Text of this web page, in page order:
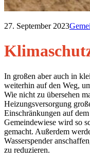
27. September 2023
In großen aber auch in
weiterhin auf den Weg,
Wie nicht zu übersehen
Heizungsversorgung
Einschränkungen auf
Gemeindewiese wird so
gemacht. Außerdem
Wasserspender
zu reduzieren.